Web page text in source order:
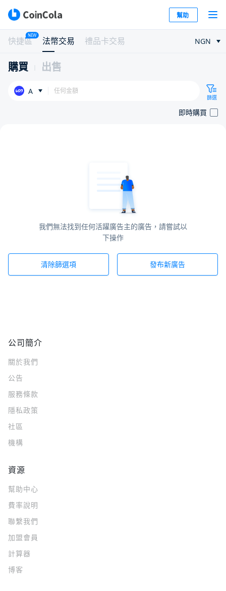
幫助
快捷區
NEW
法幣交易 禮品卡交易 NGN
購買 出售
A
篩選
即時購買
我們無法找到任何活躍廣告主的廣告，請嘗試以
下操作
清除篩選項 發布新廣告
公司簡介
關於我們
公告
服務條款
隱私政策
社區
機構
資源
幫助中心
費率說明
聯繫我們
加盟會員
計算器
博客